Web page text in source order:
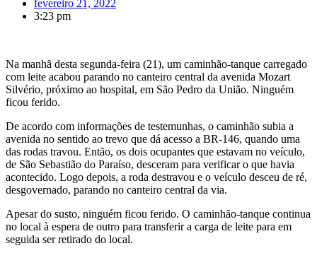
fevereiro 21, 2022
3:23 pm
Na manhã desta segunda-feira (21), um caminhão-tanque carregado
com leite acabou parando no canteiro central da avenida Mozart
Silvério, próximo ao hospital, em São Pedro da União. Ninguém
ficou ferido.
De acordo com informações de testemunhas, o caminhão subia a
avenida no sentido ao trevo que dá acesso a BR-146, quando uma
das rodas travou. Então, os dois ocupantes que estavam no veículo,
de São Sebastião do Paraíso, desceram para verificar o que havia
acontecido. Logo depois, a roda destravou e o veículo desceu de ré,
desgovernado, parando no canteiro central da via.
Apesar do susto, ninguém ficou ferido. O caminhão-tanque continua
no local à espera de outro para transferir a carga de leite para em
seguida ser retirado do local.